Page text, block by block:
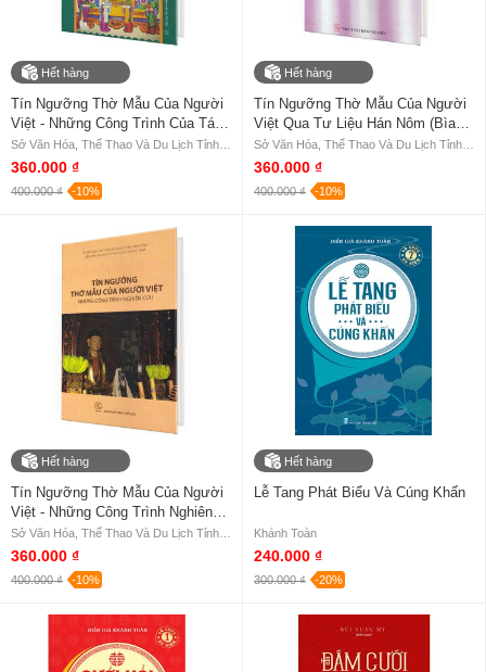
Hết hàng
Tín Ngưỡng Thờ Mẫu Của Người
Việt - Những Công Trình Của Tác
Giả Nước Ngoài (Bìa Cứng)
360.000 ₫
400.000 ₫ -10%
Hết hàng
Tín Ngưỡng Thờ Mẫu Của Người
Việt Qua Tư Liệu Hán Nôm (Bìa
Cứng)
360.000 ₫
400.000 ₫ -10%
Hết hàng
Tín Ngưỡng Thờ Mẫu Của Người
Việt - Những Công Trình Nghiên
Cứu (Bìa Cứng)
360.000 ₫
400.000 ₫ -10%
Hết hàng
Lễ Tang Phát Biểu Và Cúng Khấn
Khánh Toàn
240.000 ₫
300.000 ₫ -20%